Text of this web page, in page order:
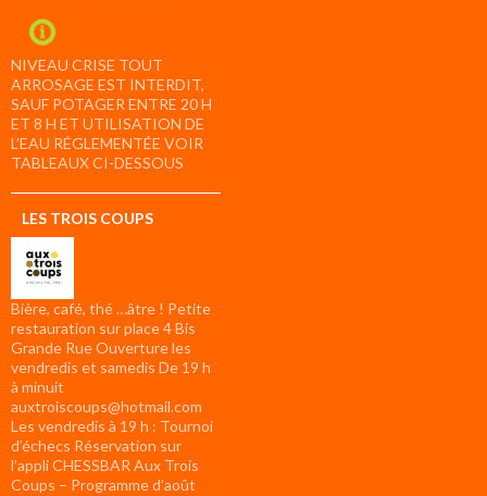
NIVEAU CRISE TOUT
ARROSAGE EST INTERDIT,
SAUF POTAGER ENTRE 20 H
ET 8 H ET UTILISATION DE
L’EAU RÉGLEMENTÉE VOIR
TABLEAUX CI-DESSOUS
LES TROIS COUPS
Bière, café, thé …âtre ! Petite
restauration sur place 4 Bis
Grande Rue Ouverture les
vendredis et samedis De 19 h
à minuit
auxtroiscoups@hotmail.com
Les vendredis à 19 h : Tournoi
d’échecs Réservation sur
l’appli CHESSBAR Aux Trois
Coups – Programme d’août